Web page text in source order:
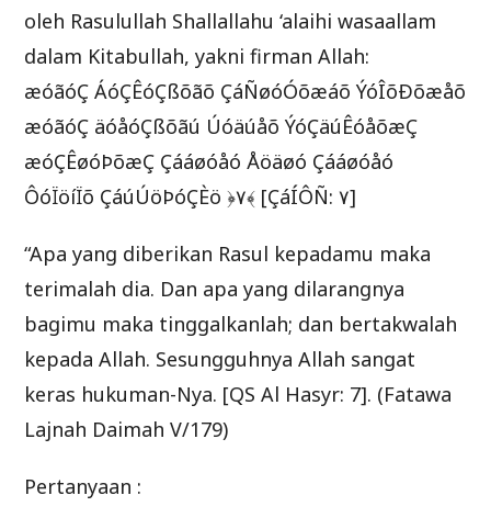
oleh Rasulullah Shallallahu ‘alaihi wasaallam
dalam Kitabullah, yakni firman Allah:
æóãóÇ ÁóÇÊóÇßõãõ ÇáÑøóÓõæáõ ÝóÎõÐõæåõ
æóãóÇ äóåóÇßõãú Úóäúåõ ÝóÇäúÊóåõæÇ
æóÇÊøóÞõæÇ Çááøóåó Åöäøó Çááøóåó
ÔóÏöíÏõ ÇáúÚöÞóÇÈö ﴿٧﴾ [ÇáÍÔÑ: ٧]
“Apa yang diberikan Rasul kepadamu maka
terimalah dia. Dan apa yang dilarangnya
bagimu maka tinggalkanlah; dan bertakwalah
kepada Allah. Sesungguhnya Allah sangat
keras hukuman-Nya. [QS Al Hasyr: 7]. (Fatawa
Lajnah Daimah V/179)
Pertanyaan :